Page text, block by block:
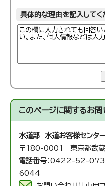
具体的な理由を記入してく
このページに関するお問
水道部 水道お客様センタ
〒180-0001 東京都武
電話番号：0422-52-
6044